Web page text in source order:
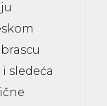
i sledeća